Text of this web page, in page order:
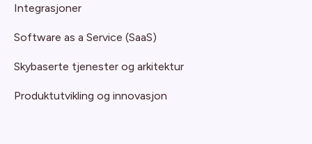
Integrasjoner
Software as a Service (SaaS)
Skybaserte tjenester og arkitektur
Produktutvikling og innovasjon